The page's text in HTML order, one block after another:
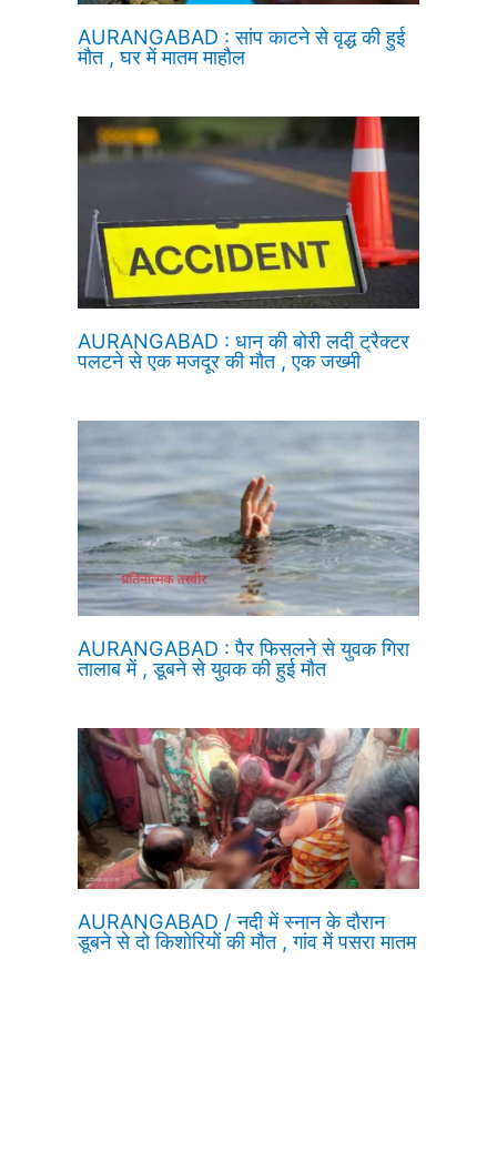
AURANGABAD : सांप काटने से वृद्ध की हुई
मौत , घर में मातम माहौल
AURANGABAD : धान की बोरी लदी ट्रैक्टर
पलटने से एक मजदूर की मौत , एक जख्मी
AURANGABAD : पैर फिसलने से युवक गिरा
तालाब में , डूबने से युवक की हुई मौत
AURANGABAD / नदी में स्नान के दौरान
डूबने से दो किशोरियों की मौत , गांव में पसरा मातम